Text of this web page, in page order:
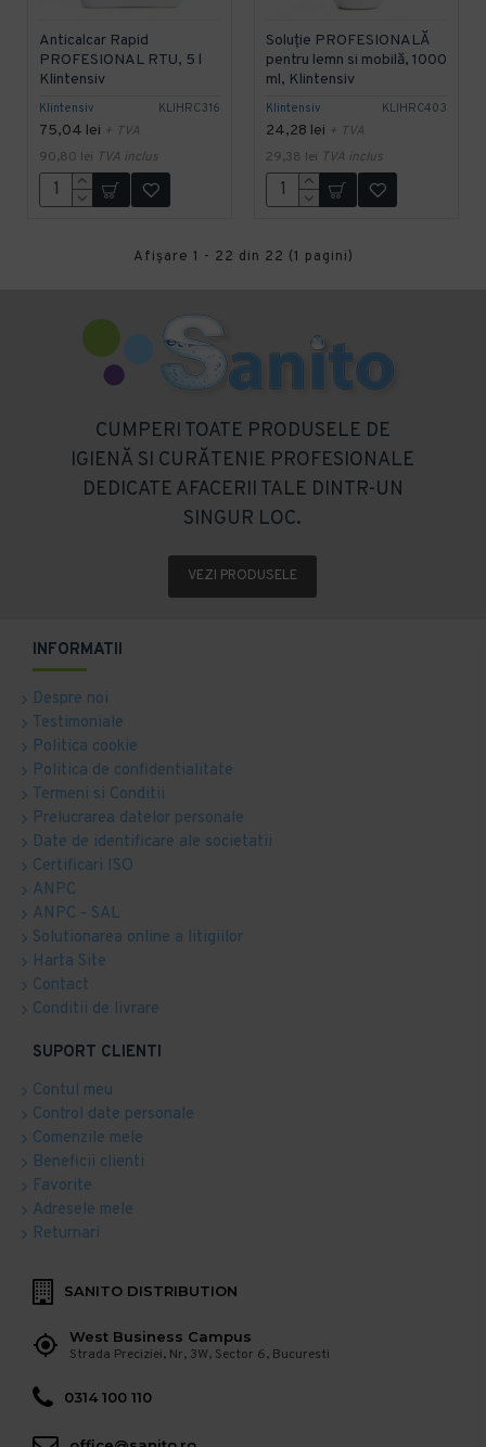
Klintensiv KLIHRC316
Anticalcar Rapid
PROFESIONAL RTU, 5 l
Klintensiv
75,04 lei + TVA
90,80 lei TVA inclus
Klintensiv KLIHRC403
Soluție PROFESIONALĂ
pentru lemn si mobilă, 1000
ml, Klintensiv
24,28 lei + TVA
29,38 lei TVA inclus
Afişare 1 - 22 din 22 (1 pagini)
CUMPERI TOATE PRODUSELE DE
IGIENĂ SI CURĂTENIE PROFESIONALE
DEDICATE AFACERII TALE DINTR-UN
SINGUR LOC.
VEZI PRODUSELE
INFORMATII
Despre noi
Testimoniale
Politica cookie
Politica de confidentialitate
Termeni si Conditii
Prelucrarea datelor personale
Date de identificare ale societatii
Certificari ISO
ANPC
ANPC - SAL
Solutionarea online a litigiilor
Harta Site
Contact
Conditii de livrare
SUPORT CLIENTI
Contul meu
Control date personale
Comenzile mele
Beneficii clienti
Favorite
Adresele mele
Returnari
SANITO DISTRIBUTION
West Business Campus
Strada Preciziei, Nr, 3W, Sector 6, Bucuresti
0314 100 110